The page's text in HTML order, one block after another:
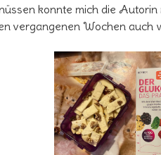
konnte mich die
vergangenen Wochen